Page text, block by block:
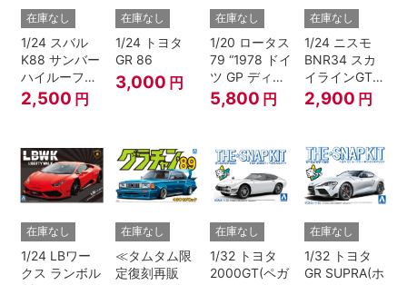
在庫なし
1/24 スバル
K88 サンバー
ハイルーフ
4WD '80
2,500 円
在庫なし
1/24 トヨタ
GR 86
3,000 円
在庫なし
1/20 ロータス
79 “1978 ドイ
ツ GP ディテ
ールアップ バ
ージョン”
5,800 円
在庫なし
1/24 ニスモ
BNR34 スカ
イラインGT-R
Z-tune '04
2,900 円
在庫なし
1/24 LBワー
クス ランボル
在庫なし
≪タムタム限
定復刻再販
在庫なし
1/32 トヨタ
2000GT(ペガ
在庫なし
1/32 トヨタ
GR SUPRA(ホ